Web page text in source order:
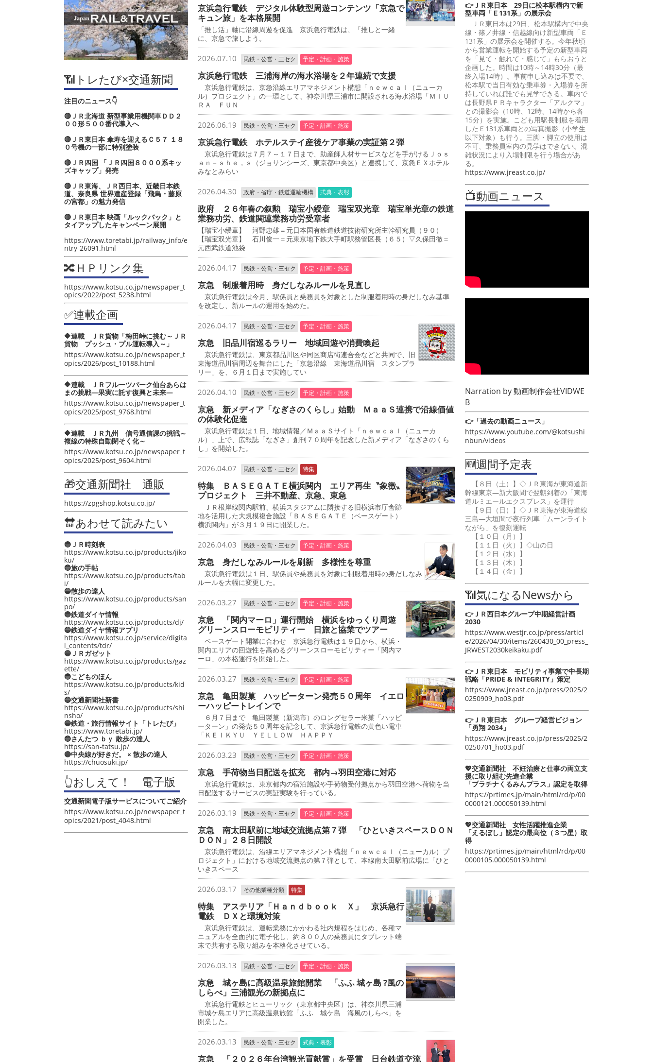
📶トレたび×交通新聞
注目のニュース👇
🔴ＪＲ北海道 新型事業用機関車ＤＤ２
００形５００番代導入へ
🔴ＪＲ東日本 傘寿を迎えるＣ５７ １８
０号機の一部に特別塗装
🔴ＪＲ四国 「ＪＲ四国８０００系キッ
ズキャップ」発売
🔴ＪＲ東海、ＪＲ西日本、近畿日本鉄
道、奈良県 世界遺産登録「飛鳥・藤原
の宮都」の魅力発信
🔴ＪＲ東日本 映画「ルックバック」と
タイアップしたキャンペーン展開
https://www.toretabi.jp/railway_info/e
ntry-26091.html
🔀ＨＰリンク集
https://www.kotsu.co.jp/newspaper_t
opics/2022/post_5238.html
✅連載企画
🔶連載 ＪＲ貨物「梅田峠に挑む～ＪＲ
貨物 プッシュ・プル運転導入～」
https://www.kotsu.co.jp/newspaper_t
opics/2026/post_10188.html
🔶連載 ＪＲフルーツパーク仙台あらは
まの挑戦―果実に託す復興と未来―
https://www.kotsu.co.jp/newspaper_t
opics/2025/post_9768.html
🔶連載 ＪＲ九州 信号通信課の挑戦～
複線の特殊自動閉そく化～
https://www.kotsu.co.jp/newspaper_t
opics/2025/post_9604.html
🎁交通新聞社 通販
https://zpgshop.kotsu.co.jp/
🔛あわせて読みたい
🔵ＪＲ時刻表
https://www.kotsu.co.jp/products/jiko
ku/
🔵旅の手帖
https://www.kotsu.co.jp/products/tab
i/
🔵散歩の達人
https://www.kotsu.co.jp/products/san
po/
🔵鉄道ダイヤ情報
https://www.kotsu.co.jp/products/dj/
🔵鉄道ダイヤ情報アプリ
https://www.kotsu.co.jp/service/digita
l_contents/tdr/
🔵ＪＲガゼット
https://www.kotsu.co.jp/products/gaz
ette/
🔵こどものほん
https://www.kotsu.co.jp/products/kid
s/
🔵交通新聞社新書
https://www.kotsu.co.jp/products/shi
nsho/
🔵鉄道・旅行情報サイト「トレたび」
https://www.toretabi.jp/
🔵さんたつ ｂｙ 散歩の達人
https://san-tatsu.jp/
🔵中央線が好きだ。 × 散歩の達人
https://chuosuki.jp/
👆おしえて！ 電子版
交通新聞電子版サービスについてご紹介
https://www.kotsu.co.jp/newspaper_t
opics/2021/post_4048.html
京浜急行電鉄 デジタル体験型周遊コンテンツ「京急で
キュン旅」を本格展開
「推し活」軸に沿線周遊を促進 京浜急行電鉄は、「推しと一緒
に、京急で旅しよう。
2026.07.10 民鉄・公営・三セク 予定・計画・施策
京浜急行電鉄 三浦海岸の海水浴場を２年連続で支援
京浜急行電鉄は、京急沿線エリアマネジメント構想「ｎｅｗｃａｌ（ニューカ
ル）プロジェクト」の一環として、神奈川県三浦市に開設される海水浴場「ＭＩＵ
ＲＡ ＦＵＮ
2026.06.19 民鉄・公営・三セク 予定・計画・施策
京浜急行電鉄 ホテルステイ産後ケア事業の実証第２弾
京浜急行電鉄は７月７～１７日まで、助産師人材サービスなどを手がけるＪｏｓ
ａｎ－ｓｈｅ，ｓ（ジョサンシーズ、東京都中央区）と連携して、京急ＥＸホテル
みなとみらい
2026.04.30 政府・省庁・鉄道運輸機構 式典・表彰
政府 ２６年春の叙勲 瑞宝小綬章 瑞宝双光章 瑞宝単光章の鉄道
業務功労、鉄道関連業務功労受章者
【瑞宝小綬章】 河野忠雄＝元日本国有鉄道鉄道技術研究所主幹研究員（９０）
【瑞宝双光章】 石川俊一＝元東京地下鉄大手町駅務管区長（６５）▽久保田徹＝
元西武鉄道池袋
2026.04.17 民鉄・公営・三セク 予定・計画・施策
京急 制服着用時 身だしなみルールを見直し
京浜急行電鉄は今月、駅係員と乗務員を対象とした制服着用時の身だしなみ基準
を改定し、新ルールの運用を始めた。
2026.04.17 民鉄・公営・三セク 予定・計画・施策
京急 旧品川宿巡るラリー 地域回遊や消費喚起
京浜急行電鉄は、東京都品川区や同区商店街連合会などと共同で、旧
東海道品川宿周辺を舞台にした「京急沿線 東海道品川宿 スタンプラ
リー」を、６月１日まで実施してい
2026.04.10 民鉄・公営・三セク 予定・計画・施策
京急 新メディア「なぎさのくらし」始動 ＭａａＳ連携で沿線価値
の体験化促進
京浜急行電鉄は１日、地域情報／ＭａａＳサイト「ｎｅｗｃａｌ（ニューカ
ル）」上で、広報誌「なぎさ」創刊７０周年を記念した新メディア「なぎさのくら
し」を開始した。
2026.04.07 民鉄・公営・三セク 特集
特集 ＢＡＳＥＧＡＴＥ横浜関内 エリア再生〝象徴〟
プロジェクト 三井不動産、京急、東急
ＪＲ根岸線関内駅前、横浜スタジアムに隣接する旧横浜市庁舎跡
地を活用した大規模複合施設「ＢＡＳＥＧＡＴＥ（ベースゲート）
横浜関内」が３月１９日に開業した。
2026.04.03 民鉄・公営・三セク 予定・計画・施策
京急 身だしなみルールを刷新 多様性を尊重
京浜急行電鉄は１日、駅係員や乗務員を対象に制服着用時の身だしなみ
ルールを大幅に変更した。
2026.03.27 民鉄・公営・三セク 予定・計画・施策
京急 「関内マーロ」運行開始 横浜をゆっくり周遊
グリーンスローモビリティー 日旅と協業でツアー
ベースゲート開業に合わせ 京浜急行電鉄は１９日から、横浜・
関内エリアの回遊性を高めるグリーンスローモビリティー「関内マ
ーロ」の本格運行を開始した。
2026.03.27 民鉄・公営・三セク 予定・計画・施策
京急 亀田製菓 ハッピーターン発売５０周年 イエロ
ーハッピートレインで
６月７日まで 亀田製菓（新潟市）のロングセラー米菓「ハッピ
ーターン」の発売５０周年を記念して、京浜急行電鉄の黄色い電車
「ＫＥＩＫＹＵ ＹＥＬＬＯＷ ＨＡＰＰＹ
2026.03.23 民鉄・公営・三セク 予定・計画・施策
京急 手荷物当日配送を拡充 都内→羽田空港に対応
京浜急行電鉄は、東京都内の宿泊施設や手荷物受付拠点から羽田空港へ荷物を当
日配送するサービスの実証実験を行っている。
2026.03.19 民鉄・公営・三セク 予定・計画・施策
京急 南太田駅前に地域交流拠点第７弾 「ひといきスペースＤＯＮ
ＤＯＮ」２８日開設
京浜急行電鉄は、沿線エリアマネジメント構想「ｎｅｗｃａｌ（ニューカル）プ
ロジェクト」における地域交流拠点の第７弾として、本線南太田駅前広場に「ひと
いきスペース
2026.03.17 その他業種分類 特集
特集 アステリア「Ｈａｎｄｂｏｏｋ Ｘ」 京浜急行
電鉄 ＤＸと環境対策
京浜急行電鉄は、運転業務にかかわる社内規程をはじめ、各種マ
ニュアルを全面的に電子化し、約８００人の乗務員にタブレット端
末で共有する取り組みを本格化させている。
2026.03.13 民鉄・公営・三セク 予定・計画・施策
京急 城ヶ島に高級温泉旅館開業 「ふふ 城ヶ島 ?風の
しらべ」三浦観光の新拠点に
京浜急行電鉄とヒューリック（東京都中央区）は、神奈川県三浦
市城ケ島エリアに高級温泉旅館「ふふ 城ケ島 海風のしらべ」を
開業した。
2026.03.13 民鉄・公営・三セク 式典・表彰
京急 「２０２６年台湾観光貢献賞」を受賞 日台鉄道交流
👉ＪＲ東日本 29日に松本駅構内で新
型車両「Ｅ131系」の展示会
ＪＲ東日本は29日、松本駅構内で中央
線・篠ノ井線・信越線向け新型車両「Ｅ
131系」の展示会を開催する。今年秋頃
から営業運転を開始する予定の新型車両
を「見て・触れて・感じて」もらおうと
企画した。時間は10時～14時30分（最
終入場14時）。事前申し込みは不要で、
松本駅で当日有効な乗車券・入場券を所
持していれば誰でも見学できる。車内で
は長野県ＰＲキャラクター「アルクマ」
との撮影会（10時、12時、14時から各
15分）を実施。こども用駅長制服を着用
したＥ131系車両との写真撮影（小学生
以下対象）も行う。三脚・脚立の使用は
不可、乗務員室内の見学はできない。混
雑状況により入場制限を行う場合があ
る。
https://www.jreast.co.jp/
📺動画ニュース
Narration by動画制作会社VIDWE
B
👉「過去の動画ニュース」
https://www.youtube.com/@kotsushi
nbun/videos
🆕週間予定表
【８日（土）】◇ＪＲ東海が東海道新
幹線東京―新大阪間で翌朝到着の「東海
道ルミエールエクスプレス」を運行
【９日（日）】◇ＪＲ東海が東海道線
三島―大垣間で夜行列車「ムーンライト
ながら」を復刻運転
【１０日（月）】
【１１日（火）】◇山の日
【１２日（水）】
【１３日（木）】
【１４日（金）】
📶気になるNewsから
👉ＪＲ西日本グループ中期経営計画
2030
https://www.westjr.co.jp/press/articl
e/2026/04/30/items/260430_00_press_
JRWEST2030keikaku.pdf
👉ＪＲ東日本 モビリティ事業で中長期
戦略「PRIDE & INTEGRITY」策定
https://www.jreast.co.jp/press/2025/2
0250909_ho03.pdf
👉ＪＲ東日本 グループ経営ビジョン
「勇翔 2034」
https://www.jreast.co.jp/press/2025/2
0250701_ho03.pdf
💖交通新聞社 不妊治療と仕事の両立支
援に取り組む先進企業
「プラチナくるみんプラス」認定を取得
https://prtimes.jp/main/html/rd/p/00
0000121.000050139.html
💖交通新聞社 女性活躍推進企業
「えるぼし」認定の最高位（３つ星）取
得
https://prtimes.jp/main/html/rd/p/00
0000105.000050139.html